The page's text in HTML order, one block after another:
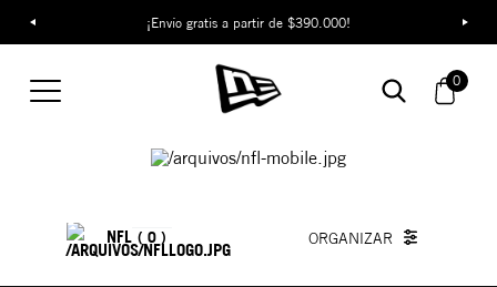
¡Envío gratis a partir de $390.000!
0
Gorras de la NFL 9Fifty af
NFL 0